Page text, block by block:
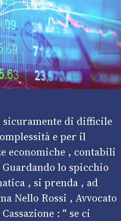
sicuramente di difficile
e per il
economiche , contabili
lo spicchio
, si prenda , ad
Nello Rossi , Avvocato
: “ se ci